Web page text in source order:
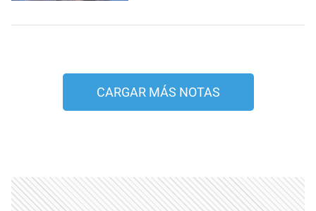
CARGAR MÁS NOTAS